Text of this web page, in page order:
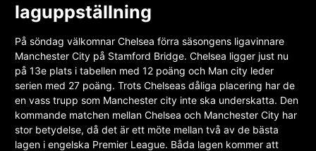
laguppställning
På söndag välkomnar Chelsea förra säsongens ligavinnare
Manchester City på Stamford Bridge. Chelsea ligger just nu
på 13e plats i tabellen med 12 poäng och Man city leder
serien med 27 poäng. Trots Chelseas dåliga placering har de
en vass trupp som Manchester city inte ska underskatta. Den
kommande matchen mellan Chelsea och Manchester City har
stor betydelse, då det är ett möte mellan två av de bästa
lagen i engelska Premier League. Båda lagen kommer att